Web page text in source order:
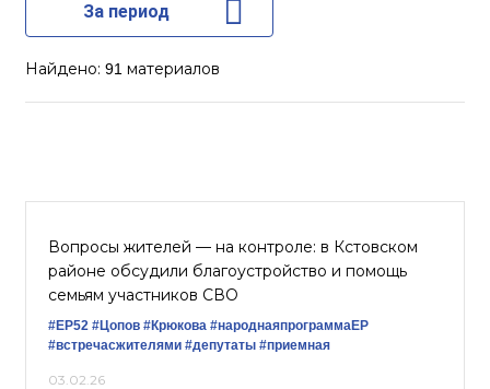
За период
Найдено: 91 материалов
Вопросы жителей — на контроле: в Кстовском
районе обсудили благоустройство и помощь
семьям участников СВО
#ЕР52 #Цопов #Крюкова #народнаяпрограммаЕР
#встречасжителями #депутаты #приемная
03.02.26